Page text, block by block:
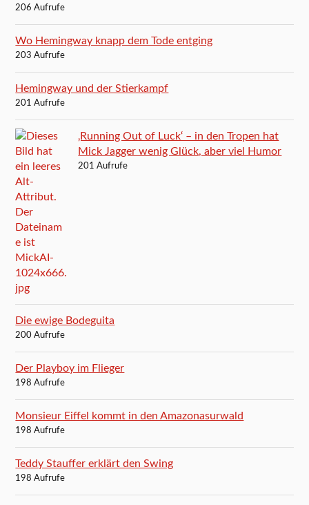
206 Aufrufe
Wo Hemingway knapp dem Tode entging
203 Aufrufe
Hemingway und der Stierkampf
201 Aufrufe
‚Running Out of Luck‘ – in den Tropen hat
Mick Jagger wenig Glück, aber viel Humor
201 Aufrufe
Die ewige Bodeguita
200 Aufrufe
Der Playboy im Flieger
198 Aufrufe
Monsieur Eiffel kommt in den Amazonasurwald
198 Aufrufe
Teddy Stauffer erklärt den Swing
198 Aufrufe